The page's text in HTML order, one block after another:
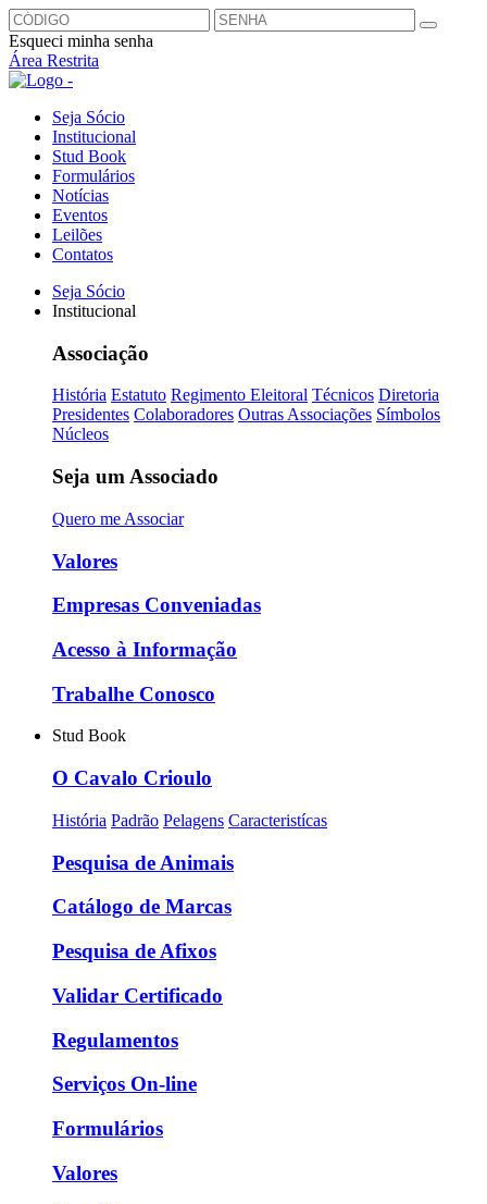
Esqueci minha senha
Área Restrita
Seja Sócio
Institucional
Stud Book
Formulários
Notícias
Eventos
Leilões
Contatos
Seja Sócio
Institucional
Associação
História Estatuto Regimento Eleitoral Técnicos Diretoria
Presidentes Colaboradores Outras Associações Símbolos
Núcleos
Seja um Associado
Quero me Associar
Valores
Empresas Conveniadas
Acesso à Informação
Trabalhe Conosco
Stud Book
O Cavalo Crioulo
História Padrão Pelagens Caracteristícas
Pesquisa de Animais
Catálogo de Marcas
Pesquisa de Afixos
Validar Certificado
Regulamentos
Serviços On-line
Formulários
Valores